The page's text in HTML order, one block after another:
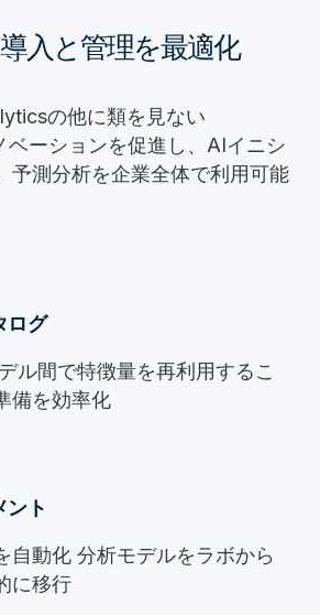
入と管理を最適化
の他に類を見ない
ーションを促進し、AIイニシ
予測分析を企業全体で利用可能
ログ
ル間で特徴量を再利用するこ
備を効率化
ント
自動化 分析モデルをラボから
に移行